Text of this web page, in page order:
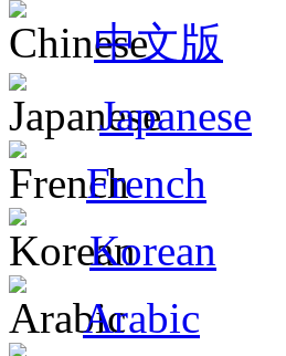
中文版
Japanese
French
Korean
Arabic